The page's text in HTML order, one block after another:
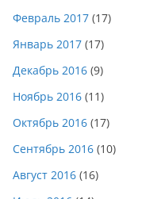
Февраль 2017 (17)
Январь 2017 (17)
Декабрь 2016 (9)
Ноябрь 2016 (11)
Октябрь 2016 (17)
Сентябрь 2016 (10)
Август 2016 (16)